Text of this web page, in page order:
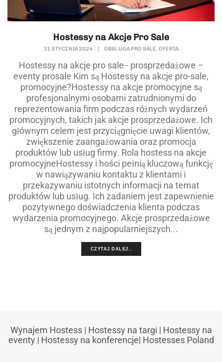
Hostessy na Akcje Pro Sale
31 STYCZNIA 2024 | OBSŁUGA PRO SALE, OFERTA
Hostessy na akcje pro sale - prosprzedażowe –
eventy prosale Kim są Hostessy na akcje pro-sale,
promocyjne?Hostessy na akcje promocyjne są
profesjonalnymi osobami zatrudnionymi do
reprezentowania firm podczas różnych wydarzeń
promocyjnych, takich jak akcje prosprzedażowe. Ich
głównym celem jest przyciągnięcie uwagi klientów,
zwiększenie zaangażowania oraz promocja
produktów lub usług firmy. Rola hostess na akcje
promocyjneHostessy i hości pełnią kluczową funkcję
w nawiązywaniu kontaktu z klientami i
przekazywaniu istotnych informacji na temat
produktów lub usług. Ich zadaniem jest zapewnienie
pozytywnego doświadczenia klienta podczas
wydarzenia promocyjnego. Akcje prosprzedażowe
są jednym z najpopularniejszych...
CZYTAJ DALEJ..
Wynajem Hostess| Hostessy na targi | Hostessy na
eventy | Hostessy na konferencje| Hostesses Poland